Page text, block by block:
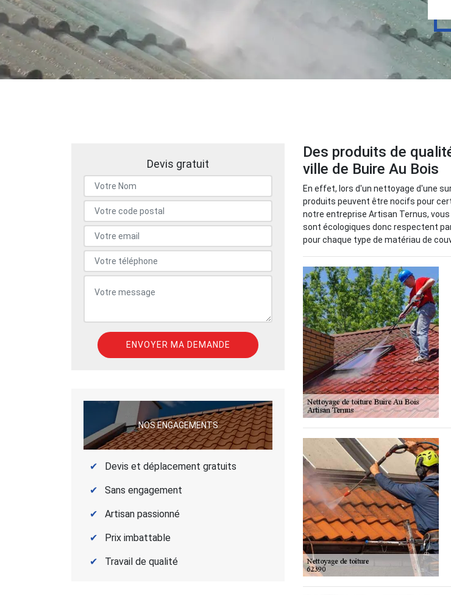
Devis gratuit
NOS ENGAGEMENTS
Devis et déplacement gratuits
Sans engagement
Artisan passionné
Prix imbattable
Travail de qualité
Des produits de
ville de Buire Au Bois
En effet, lors d'un nettoyage d'une
produits peuvent être nocifs pour
notre entreprise Artisan Ternus,
sont écologiques donc respectent
pour chaque type de matériau de